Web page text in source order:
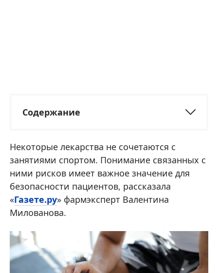
Содержание
Некоторые лекарства не сочетаются с
занятиями спортом. Понимание связанных с
ними рисков имеет важное значение для
безопасности пациентов, рассказала
«Газете.ру» фармэксперт Валентина
Милованова.